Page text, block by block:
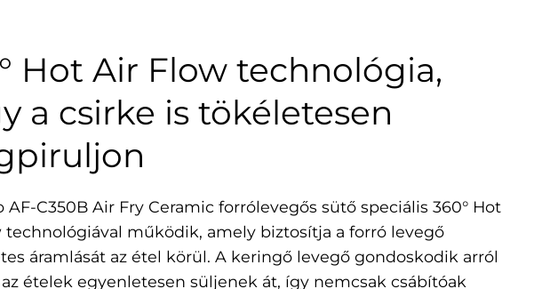
Hot Air Flow technológia,
a csirke is tökéletesen
AF-C350B Air Fry Ceramic forrólevegős sütő speciális 360° Hot
technológiával működik, amely biztosítja a forró levegő
áramlását az étel körül. A keringő levegő gondoskodik arról
ételek egyenletesen süljenek át, így nemcsak csábítóak